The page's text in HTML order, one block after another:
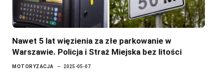
Nawet 5 lat więzienia za złe parkowanie w
Warszawie. Policja i Straż Miejska bez litości
MOTORYZACJA 2025-05-07